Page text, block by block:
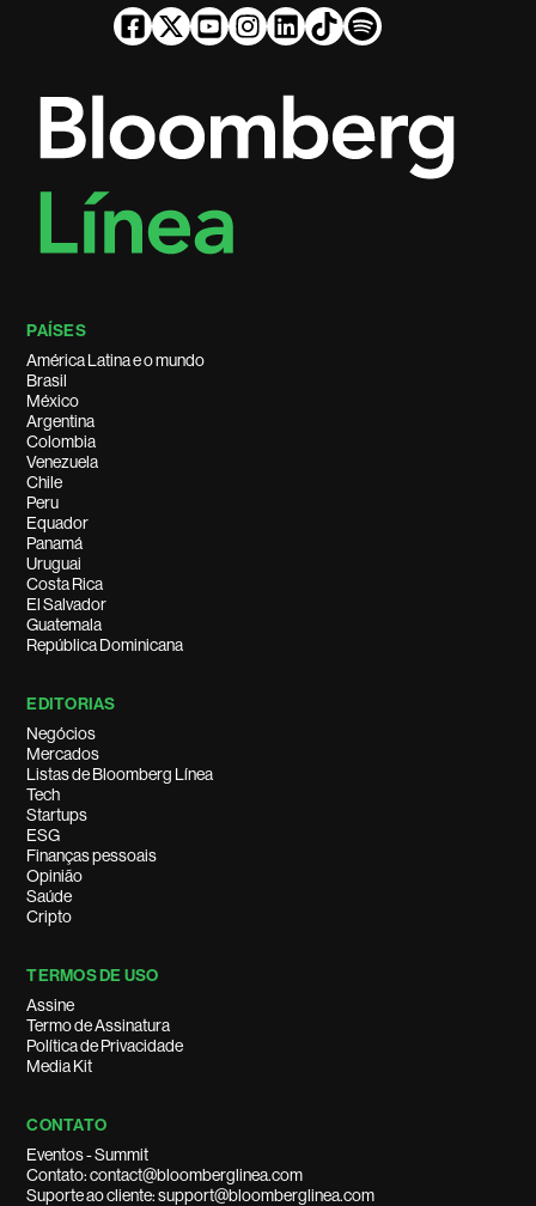
PAÍSES
América Latina e o mundo
Brasil
México
Argentina
Colombia
Venezuela
Chile
Peru
Equador
Panamá
Uruguai
Costa Rica
El Salvador
Guatemala
República Dominicana
EDITORIAS
Negócios
Mercados
Listas de Bloomberg Línea
Tech
Startups
ESG
Finanças pessoais
Opinião
Saúde
Cripto
TERMOS DE USO
Assine
Termo de Assinatura
Política de Privacidade
Media Kit
CONTATO
Eventos - Summit
Contato: contact@bloomberglinea.com
Suporte ao cliente: support@bloomberglinea.com